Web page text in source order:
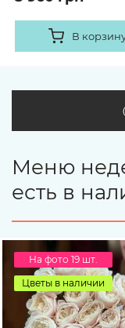
В
Меню
есть в
На фото 19 шт.
Цветы в наличии